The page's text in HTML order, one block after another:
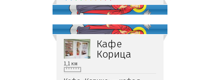
Кафе
Корица
1,1 км